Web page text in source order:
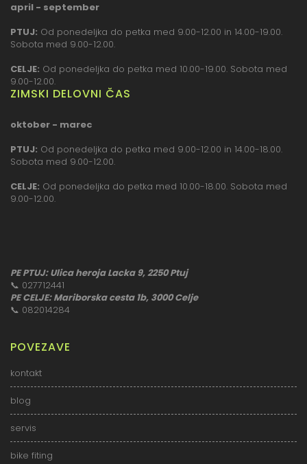
april - september
PTUJ: Od ponedeljka do petka med 9.00-12.00 in 14.00-19.00.
Sobota med 9.00-12.00.
CELJE: Od ponedeljka do petka med 10.00-19.00. Sobota med
9.00-12.00.
ZIMSKI DELOVNI ČAS
oktober - marec
PTUJ: Od ponedeljka do petka med 9.00-12.00 in 14.00-18.00.
Sobota med 9.00-12.00.
CELJE: Od ponedeljka do petka med 10.00-18.00. Sobota med
9.00-12.00.
PE PTUJ: Ulica heroja Lacka 9, 2250 Ptuj
📞 027712441
PE CELJE: Mariborska cesta 1b, 3000 Celje
📞 082014284
POVEZAVE
kontakt
blog
servis
bike fiting